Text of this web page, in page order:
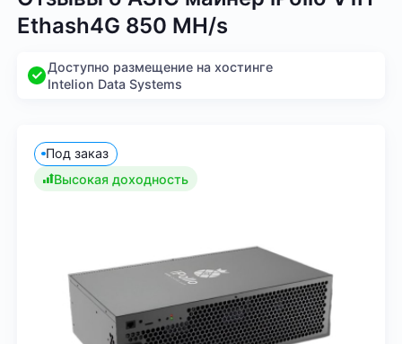
Ethash4G 850 MH/s
Доступно размещение на хостинге
Intelion Data Systems
Под заказ
Высокая доходность